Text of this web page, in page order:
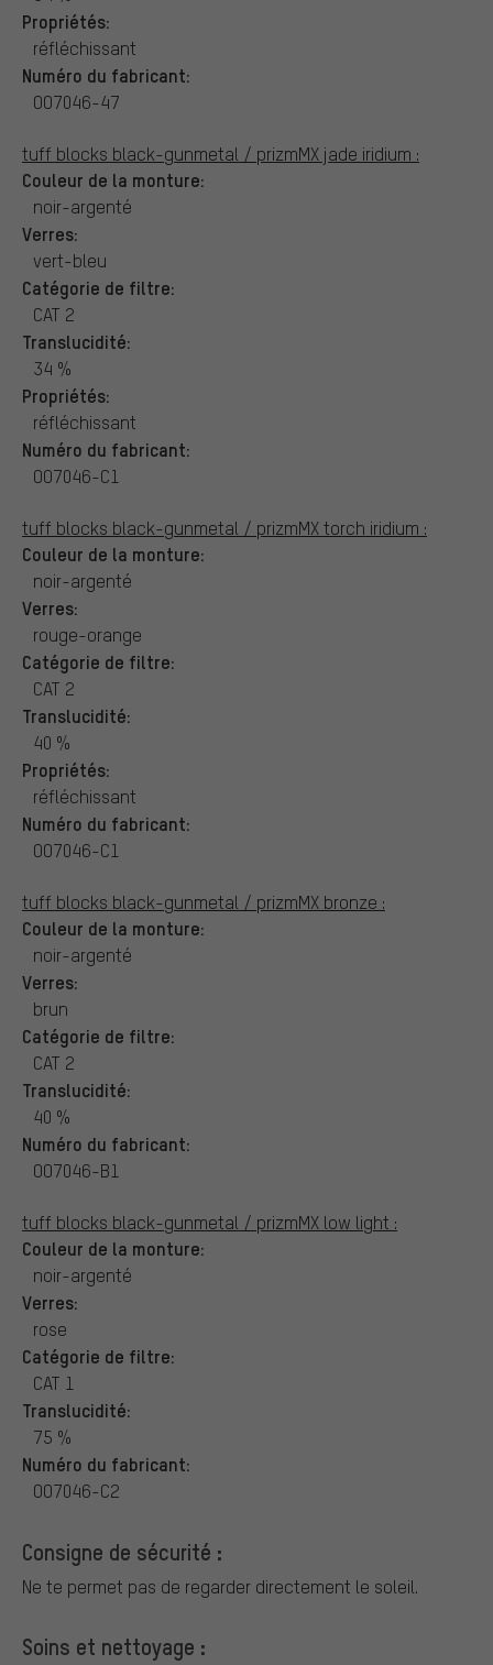
Propriétés:
réfléchissant
Numéro du fabricant:
OO7046-47
tuff blocks black-gunmetal / prizmMX jade iridium :
Couleur de la monture:
noir-argenté
Verres:
vert-bleu
Catégorie de filtre:
CAT 2
Translucidité:
34 %
Propriétés:
réfléchissant
Numéro du fabricant:
OO7046-C1
tuff blocks black-gunmetal / prizmMX torch iridium :
Couleur de la monture:
noir-argenté
Verres:
rouge-orange
Catégorie de filtre:
CAT 2
Translucidité:
40 %
Propriétés:
réfléchissant
Numéro du fabricant:
OO7046-C1
tuff blocks black-gunmetal / prizmMX bronze :
Couleur de la monture:
noir-argenté
Verres:
brun
Catégorie de filtre:
CAT 2
Translucidité:
40 %
Numéro du fabricant:
OO7046-B1
tuff blocks black-gunmetal / prizmMX low light :
Couleur de la monture:
noir-argenté
Verres:
rose
Catégorie de filtre:
CAT 1
Translucidité:
75 %
Numéro du fabricant:
OO7046-C2
Consigne de sécurité :
Ne te permet pas de regarder directement le soleil.
Soins et nettoyage :